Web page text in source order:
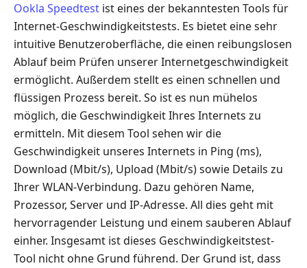
Ookla Speedtest ist eines der bekanntesten Tools für
Internet-Geschwindigkeitstests. Es bietet eine sehr
intuitive Benutzeroberfläche, die einen reibungslosen
Ablauf beim Prüfen unserer Internetgeschwindigkeit
ermöglicht. Außerdem stellt es einen schnellen und
flüssigen Prozess bereit. So ist es nun mühelos
möglich, die Geschwindigkeit Ihres Internets zu
ermitteln. Mit diesem Tool sehen wir die
Geschwindigkeit unseres Internets in Ping (ms),
Download (Mbit/s), Upload (Mbit/s) sowie Details zu
Ihrer WLAN-Verbindung. Dazu gehören Name,
Prozessor, Server und IP-Adresse. All dies geht mit
hervorragender Leistung und einem sauberen Ablauf
einher. Insgesamt ist dieses Geschwindigkeitstest-
Tool nicht ohne Grund führend. Der Grund ist, dass